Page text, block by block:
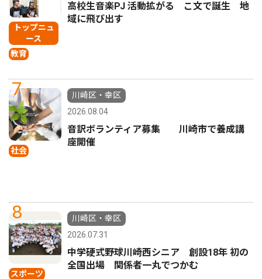
トップニュ
ース
教育
高校生音楽PJ 活動拡がる こ文で誕生 地
域に飛び出す
7
社会
川崎区・幸区
2026.08.04
音訳ボランティア募集 川崎市で養成講
座開催
8
スポーツ
川崎区・幸区
2026.07.31
中学硬式野球川崎西シニア 創設18年 初の
全国出場 関係者一丸でつかむ